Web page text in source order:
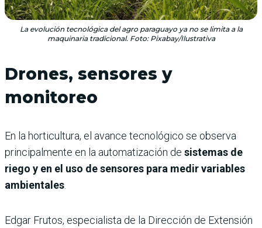
La evolución tecnológica del agro paraguayo ya no se limita a la
maquinaria tradicional. Foto: Pixabay/Ilustrativa
Drones, sensores y
monitoreo
En la horticultura, el avance tecnológico se observa
principalmente en la automatización de sistemas de
riego y en el uso de sensores para medir variables
ambientales
Edgar Frutos, especialista de la Dirección de Extensión